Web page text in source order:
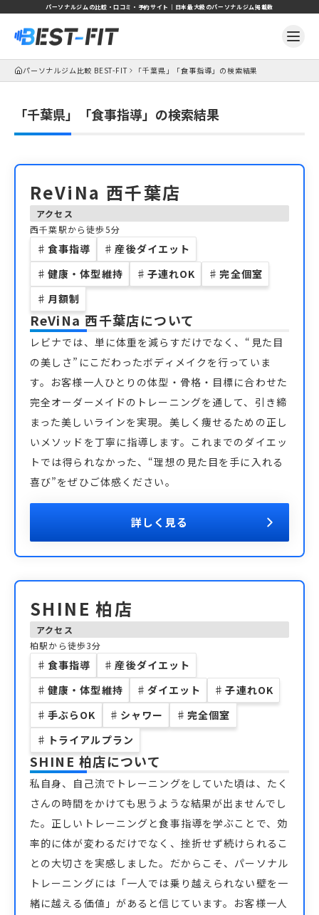
パーソナルジムの比較・口コミ・予約サイト｜日本最大級のパーソナルジム掲載数
パーソナルジム比較 BEST-FIT 「千葉県」「食事指導」の検索結果
「千葉県」「食事指導」の検索結果
ReViNa 西千葉店
アクセス
西千葉駅から徒歩5分
♯ 食事指導 ♯ 産後ダイエット
♯ 健康・体型維持 ♯ 子連れOK ♯ 完全個室
♯ 月額制
ReViNa 西千葉店について
レビナでは、単に体重を減らすだけでなく、“見た目
の美しさ”にこだわったボディメイクを行っていま
す。お客様一人ひとりの体型・骨格・目標に合わせた
完全オーダーメイドのトレーニングを通して、引き締
まった美しいラインを実現。美しく痩せるための正し
いメソッドを丁寧に指導します。これまでのダイエッ
トでは得られなかった、“理想の見た目を手に入れる
喜び”をぜひご体感ください。
詳しく見る
SHINE 柏店
アクセス
柏駅から徒歩3分
♯ 食事指導 ♯ 産後ダイエット
♯ 健康・体型維持 ♯ ダイエット ♯ 子連れOK
♯ 手ぶらOK ♯ シャワー ♯ 完全個室
♯ トライアルプラン
SHINE 柏店について
私自身、自己流でトレーニングをしていた頃は、たく
さんの時間をかけても思うような結果が出ませんでし
た。正しいトレーニングと食事指導を学ぶことで、効
率的に体が変わるだけでなく、挫折せず続けられるこ
との大切さを実感しました。だからこそ、パーソナル
トレーニングには「一人では乗り越えられない壁を一
緒に越える価値」があると信じています。お客様一人